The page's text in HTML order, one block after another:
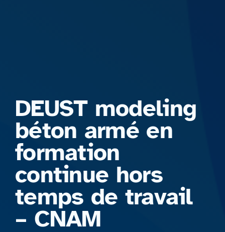
DEUST modeling
béton armé en
formation
continue hors
temps de travail
– CNAM